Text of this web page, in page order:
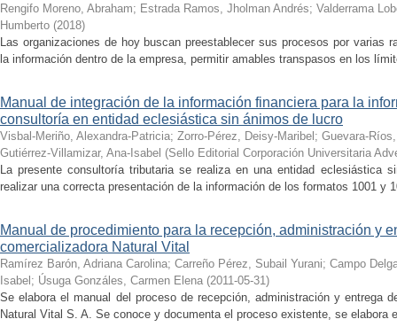
Rengifo Moreno, Abraham; Estrada Ramos, Jholman Andrés; Valderrama
Humberto (2018)
Las organizaciones de hoy buscan preestablecer sus procesos por varias
la información dentro de la empresa, permitir amables transpasos en los
Manual de integración de la información financiera para la
consultoría en entidad eclesiástica sin ánimos de lucro
Visbal-Meriño, Alexandra-Patricia; Zorro-Pérez, Deisy-Maribel ; Guevara-
Gutiérrez-Villamizar, Ana-Isabel (Sello Editorial Corporación Universitaria
La presente consultoría tributaria se realiza en una entidad eclesiástica
realizar una correcta presentación de la información de los formatos 1001 y
Manual de procedimiento para la recepción, administración y
comercializadora Natural Vital
Ramírez Barón, Adriana Carolina; Carreño Pérez, Subail Yurani; Campo
Isabel ; Úsuga Gonzáles, Carmen Elena (2011-05-31)
Se elabora el manual del proceso de recepción, administración y entrega
Natural Vital S. A. Se conoce y documenta el proceso existente, se elabora